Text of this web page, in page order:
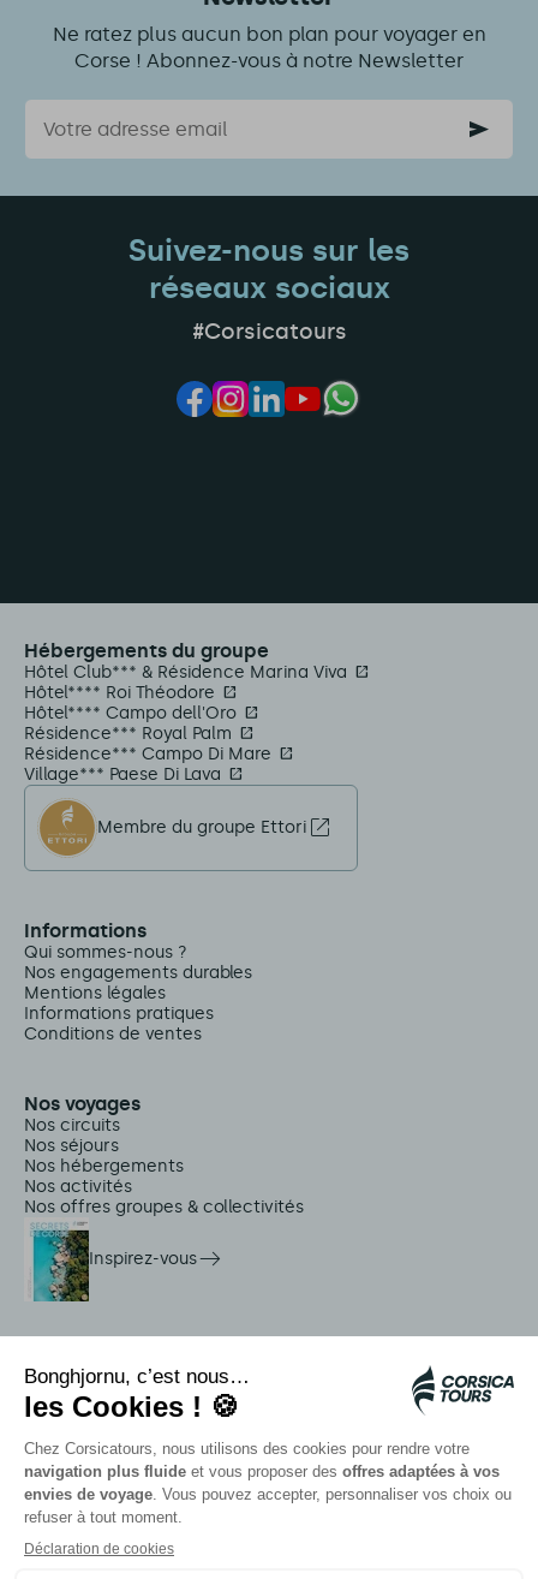
Ne ratez plus aucun bon plan pour voyager en
Corse ! Abonnez-vous à notre Newsletter
Courriel
Suivez-nous sur les
réseaux sociaux
#Corsicatours
Hébergements du groupe
Hôtel Club*** & Résidence Marina Viva
Hôtel**** Roi Théodore
Hôtel**** Campo dell'Oro
Résidence*** Royal Palm
Résidence*** Campo Di Mare
Village*** Paese Di Lava
Membre du groupe Ettori
Informations
Qui sommes-nous ?
Nos engagements durables
Mentions légales
Informations pratiques
Conditions de ventes
Nos voyages
Nos circuits
Nos séjours
Nos hébergements
Nos activités
Nos offres groupes & collectivités
Inspirez-vous
Navettes Citadina
Alerte méduse
Autocars rapides bleus
Contactez nos conseillers